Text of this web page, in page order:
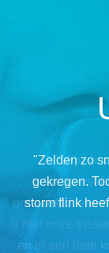
"Zelden zo
gekregen.
storm flink
Connect
ten dienste
"Vanaf de
Connect
persoonlijke
content met